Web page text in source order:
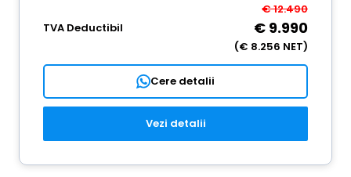
€ 12.490
TVA Deductibil
€ 9.990
(€ 8.256 NET)
Cere detalii
Vezi detalii